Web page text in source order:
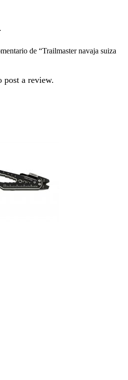
de “Trailmaster navaja suiza
post a review.